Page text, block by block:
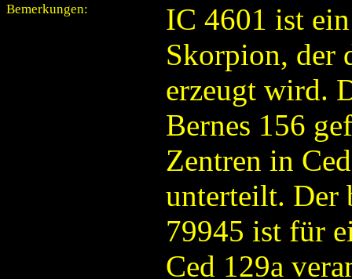
Bemerkungen:
IC 4601 ist
Skorpion, der
erzeugt wird.
Bernes 156
Zentren in
unterteilt. Der
79945 ist für
Ced 129a